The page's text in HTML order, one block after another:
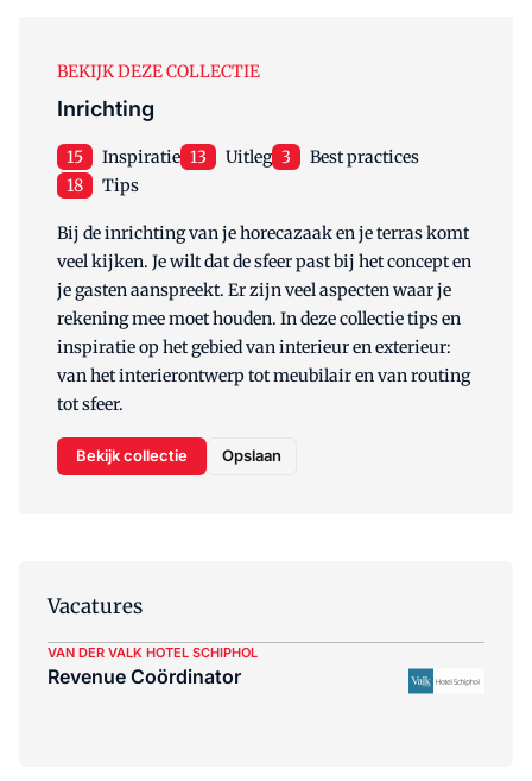
BEKIJK DEZE COLLECTIE
Inrichting
15 Inspiratie 13 Uitleg 3
Best practices
18
Tips
Bij de inrichting van je horecazaak en je terras komt
veel kijken. Je wilt dat de sfeer past bij het concept en
je gasten aanspreekt. Er zijn veel aspecten waar je
rekening mee moet houden. In deze collectie tips en
inspiratie op het gebied van interieur en exterieur:
van het interierontwerp tot meubilair en van routing
tot sfeer.
Bekijk collectie Opslaan
Vacatures
VAN DER VALK HOTEL SCHIPHOL
Revenue Coördinator